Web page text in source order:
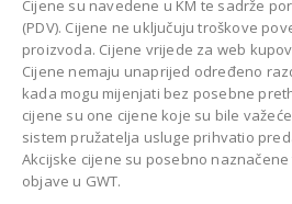
Cijene su navedene u KM te sadrže
(PDV). Cijene ne uključuju troškove
proizvoda. Cijene vrijede za web
Cijene nemaju unaprijed određeno
kada mogu mijenjati bez posebne
cijene su one cijene koje su bile
sistem pružatelja usluge prihvatio
Akcijske cijene su posebno
objave u GWT.